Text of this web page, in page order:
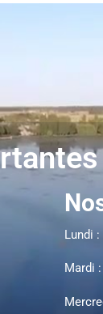
Lundi :
Mardi